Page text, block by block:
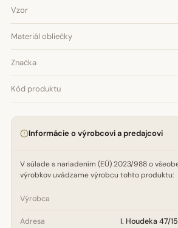
Vzor
Materiál obliečky
Značka
Kód produktu
Informácie o výrobcovi a predajcovi
V súlade s nariadením (EÚ) 2023/988 o
výrobkov uvádzame výrobcu tohto produktu:
Výrobca
Adresa I. Houdeka 47/